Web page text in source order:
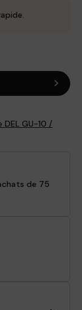
DEL GU-10 /
de 75